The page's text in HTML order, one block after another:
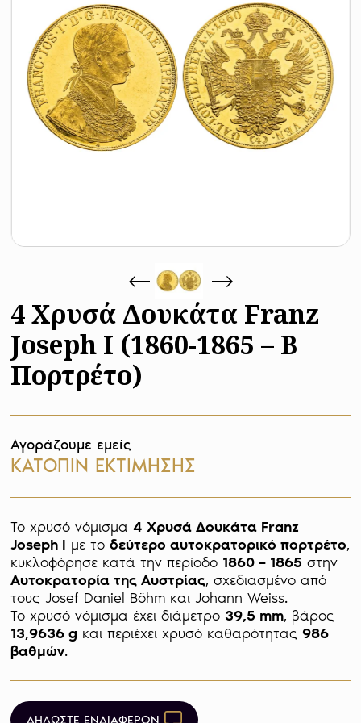
4 Χρυσά Δουκάτα Franz
Joseph I (1860-1865 – Β
Πορτρέτο)
Αγοράζουμε εμείς
ΚΑΤΟΠΙΝ ΕΚΤΙΜΗΣΗΣ
Το χρυσό νόμισμα 4 Χρυσά Δουκάτα Franz
Joseph I με το δεύτερο αυτοκρατορικό πορτρέτο,
κυκλοφόρησε κατά την περίοδο 1860 – 1865
Αυτοκρατορία της Αυστρίας, σχεδιασμένο από
τους Josef Daniel Böhm και Johann Weiss.
Το χρυσό νόμισμα έχει διάμετρο 39,5 mm
13,9636 g και περιέχει χρυσό καθαρότητας 986
βαθμών
ΔΗΛΩΣΤΕ ΕΝΔΙΑΦΕΡΟΝ